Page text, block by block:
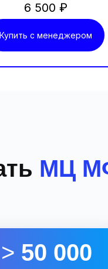
Купить с менеджером
6 500 ₽
> 50 000
МЦ